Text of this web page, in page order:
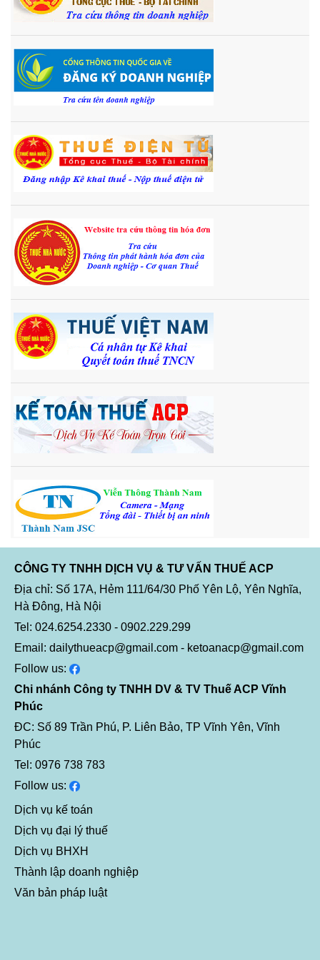
CÔNG TY TNHH DỊCH VỤ & TƯ VẤN THUẾ ACP
Địa chỉ: Số 17A, Hẻm 111/64/30 Phố Yên Lộ, Yên Nghĩa,
Hà Đông, Hà Nội
Tel: 024.6254.2330 - 0902.229.299
Email: dailythueacp@gmail.com - ketoanacp@gmail.com
Follow us:
Chi nhánh Công ty TNHH DV & TV Thuế ACP Vĩnh
Phúc
ĐC: Số 89 Trần Phú, P. Liên Bảo, TP Vĩnh Yên, Vĩnh
Phúc
Tel: 0976 738 783
Follow us:
Dịch vụ kế toán
Dịch vụ đại lý thuế
Dịch vụ BHXH
Thành lập doanh nghiệp
Văn bản pháp luật